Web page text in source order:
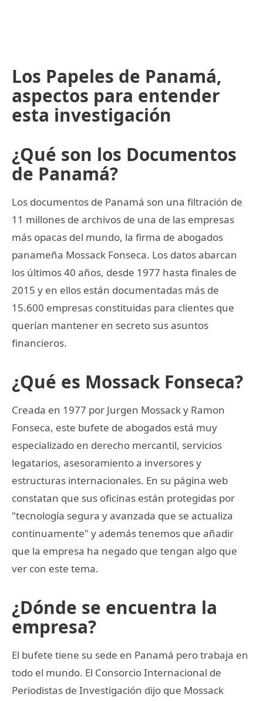
Los Papeles de Panamá,
aspectos para entender
esta investigación
¿Qué son los Documentos
de Panamá?
Los documentos de Panamá son una filtración de
11 millones de archivos de una de las empresas
más opacas del mundo, la firma de abogados
panameña Mossack Fonseca. Los datos abarcan
los últimos 40 años, desde 1977 hasta finales de
2015 y en ellos están documentadas más de
15.600 empresas constituidas para clientes que
querían mantener en secreto sus asuntos
financieros.
¿Qué es Mossack Fonseca?
Creada en 1977 por Jurgen Mossack y Ramon
Fonseca, este bufete de abogados está muy
especializado en derecho mercantil, servicios
legatarios, asesoramiento a inversores y
estructuras internacionales. En su página web
constatan que sus oficinas están protegidas por
"tecnología segura y avanzada que se actualiza
continuamente" y además tenemos que añadir
que la empresa ha negado que tengan algo que
ver con este tema.
¿Dónde se encuentra la
empresa?
El bufete tiene su sede en Panamá pero trabaja en
todo el mundo. El Consorcio Internacional de
Periodistas de Investigación dijo que Mossack